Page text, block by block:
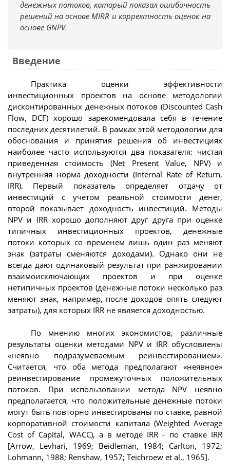
денежных потоков, который показал ошибочность
решений на основе MIRR и корректность оценок на
основе GNPV.
Введение
Практика оценки эффективности
инвестиционных проектов на основе методологии
дисконтированных денежных потоков (Discounted Cash
Flow, DCF) хорошо зарекомендовала себя в течение
последних десятилетий. В рамках этой методологии для
обоснования и принятия решения об инвестициях
наиболее часто используются два показателя: чистая
приведенная стоимость (Net Present Value, NPV) и
внутренняя норма доходности (Internal Rate of Return,
IRR). Первый показатель определяет отдачу от
инвестиций с учетом реальной стоимости денег,
второй показывает доходность инвестиций. Методы
NPV и IRR хорошо дополняют друг друга при оценке
типичных инвестиционных проектов, денежные
потоки которых со временем лишь один раз меняют
знак (затраты сменяются доходами). Однако они не
всегда дают одинаковый результат при ранжировании
взаимоисключающих проектов и при оценке
нетипичных проектов (денежные потоки несколько раз
меняют знак, например, после доходов опять следуют
затраты), для которых IRR не является доходностью.
По мнению многих экономистов, различные
результаты оценки методами NPV и IRR обусловлены
«неявно подразумеваемым реинвестированием».
Считается, что оба метода предполагают «неявное»
реинвестирование промежуточных положительных
потоков. При использовании метода NPV неявно
предполагается, что положительные денежные потоки
могут быть повторно инвестированы по ставке, равной
корпоративной стоимости капитала (Weighted Average
Cost of Capital, WACC), а в методе IRR - по ставке IRR
[Arrow, Levhari, 1969; Beidleman, 1984; Carlton, 1972;
Lohmann, 1988; Renshaw, 1957; Teichroew et al., 1965].